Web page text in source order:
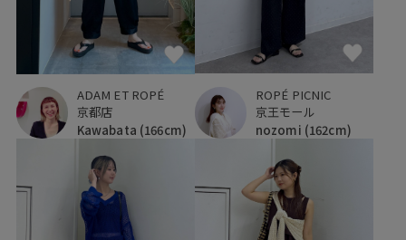
ADAM ET ROPÉ
京都店
Kawabata (166cm)
ROPÉ PICNIC
京王モール
nozomi (162cm)